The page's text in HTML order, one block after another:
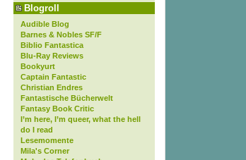
Blogroll
Audible Blog
Barnes & Nobles SF/F
Biblio Fantastica
Blu-Ray Reviews
Bookyurt
Captain Fantastic
Christian Endres
Fantastische Bücherwelt
Fantasy Book Critic
I’m here, I’m queer, what the hell
do I read
Lesemomente
Mila's Corner